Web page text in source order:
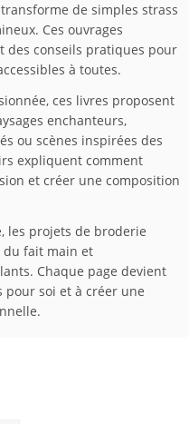
de simples strass
Ces ouvrages
des conseils pratiques pour
à toutes.
ces livres proposent
enchanteurs,
ou scènes inspirées des
expliquent comment
et créer une composition
les projets de broderie
du fait main et
Chaque page devient
soi et à créer une